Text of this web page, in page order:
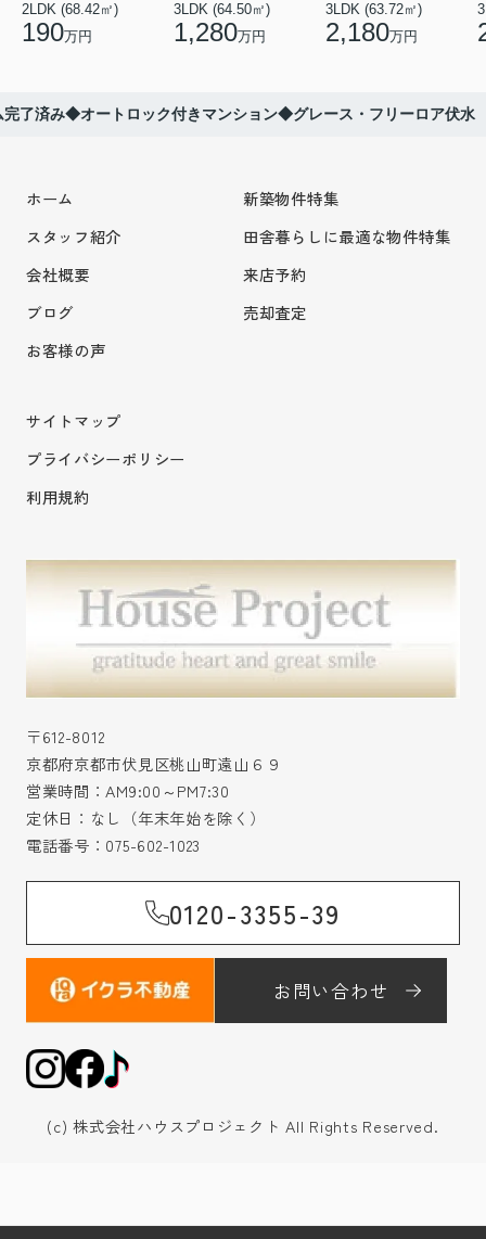
2LDK (68.42㎡)
190万円
3LDK (64.50㎡)
1,280万円
3LDK (63.72㎡)
2,180万円
了済み◆オートロック付きマンション◆グレース・フリーロア伏水
ホーム
スタッフ紹介
会社概要
ブログ
お客様の声
新築物件特集
田舎暮らしに最適な物件特集
来店予約
売却査定
サイトマップ
プライバシーポリシー
利用規約
〒612-8012
京都府京都市伏見区桃山町遠山６９
営業時間：AM9:00～PM7:30
定休日：なし（年末年始を除く）
電話番号： 075-602-1023
0120-3355-39
お問い合わせ
(c) 株式会社ハウスプロジェクト All Rights Reserved.